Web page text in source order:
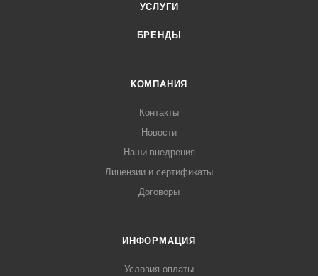
УСЛУГИ
БРЕНДЫ
КОМПАНИЯ
Контакты
Новости
Наши внедрения
Лицензии и сертификаты
Договоры
ИНФОРМАЦИЯ
Условия оплаты